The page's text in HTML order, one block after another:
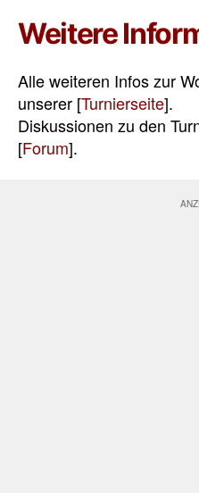
Weitere
Alle weiteren Infos zur
unserer [Turnierseite].
Diskussionen zu den
[Forum].